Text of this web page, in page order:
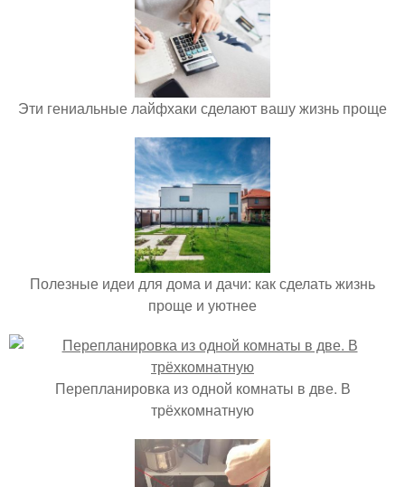
Эти гениальные лайфхаки сделают вашу жизнь проще
Полезные идеи для дома и дачи: как сделать жизнь
проще и уютнее
Перепланировка из одной комнаты в две. В
трёхкомнатную